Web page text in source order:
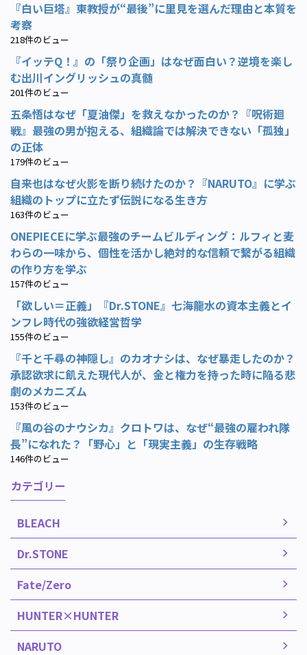
『白い巨塔』東教授が“最後”に里見を選んだ理由と本質を
考察
218件のビュー
『イッテQ！』の「祭り企画」はなぜ面白い？逆境を楽し
む出川イングリッシュの真髄
201件のビュー
五条悟はなぜ「夏油傑」を救えなかったのか？『呪術廻
戦』最強の男が抱える、組織論では解決できない「孤独」
の正体
179件のビュー
自来也はなぜ火影を断り続けたのか？『NARUTO』に学ぶ
組織のトップに立たず伝説になる生き方
163件のビュー
ONEPIECEに学ぶ最強のチームビルディング：ルフィと麦
わらの一味から、個性を活かし絶対的な信頼で繋がる組織
の作り方を学ぶ
157件のビュー
「欲しい＝正義」『Dr.STONE』七海龍水の資本主義とイ
ンフレ時代の強欲経営哲学
155件のビュー
『千と千尋の神隠し』のカオナシは、なぜ暴走したのか？
承認欲求に飢えた現代人が、金と権力を持った時に陥る悲
劇のメカニズム
153件のビュー
『風の谷のナウシカ』クロトワは、なぜ“最強の雇われ隊
長”になれた？「野心」と「現実主義」の生存戦略
146件のビュー
カテゴリー
BLEACH
Dr.STONE
Fate/Zero
HUNTER×HUNTER
NARUTO